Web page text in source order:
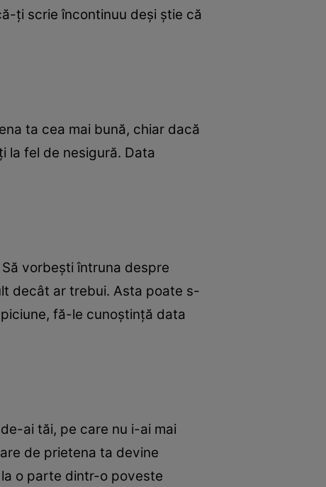
ţi scrie încontinuu deşi ştie că
ta cea mai bună, chiar dacă
la fel de nesigură. Data
vorbeşti întruna despre
decât ar trebui. Asta poate s-
fă-le cunoştinţă data
ai tăi, pe care nu i-ai mai
de prietena ta devine
o parte dintr-o poveste